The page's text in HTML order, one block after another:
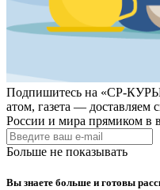
Подпишитесь на «СР-
атом, газета — доставляем
России и мира прямиком в
Больше не показывать
Вы знаете больше и готовы